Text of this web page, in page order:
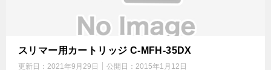
スリマー用カートリッジ C-MFH-35DX
更新日： 2021年9月29日 公開日： 2015年1月12日